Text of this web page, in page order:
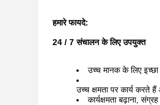
हमारे फायदे:
24 / 7 संचालन के लिए उपयुक्त
उच्च मानक के लिए
उच्च क्षमता पर कार्य करते
कार्यक्षमता बढ़ाना,